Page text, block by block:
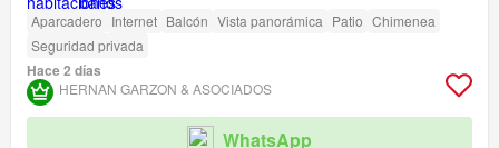
Aparcadero Internet Balcón Vista panorámica Patio Chimenea
Seguridad privada
Hace 2 días
HERNAN GARZON & ASOCIADOS
WhatsApp